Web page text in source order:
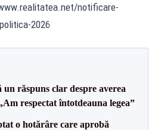
notificare-
2026
răspuns clar despre averea
respectat întotdeauna legea”
o hotărâre care aprobă